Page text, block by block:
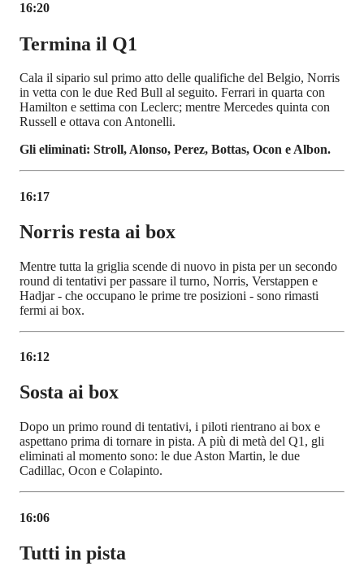
16:20
Termina il Q1
Cala il sipario sul primo atto delle qualifiche del Belgio, Norris
in vetta con le due Red Bull al seguito. Ferrari in quarta con
Hamilton e settima con Leclerc; mentre Mercedes quinta con
Russell e ottava con Antonelli.
Gli eliminati: Stroll, Alonso, Perez, Bottas, Ocon e Albon.
16:17
Norris resta ai box
Mentre tutta la griglia scende di nuovo in pista per un secondo
round di tentativi per passare il turno, Norris, Verstappen e
Hadjar - che occupano le prime tre posizioni - sono rimasti
fermi ai box.
16:12
Sosta ai box
Dopo un primo round di tentativi, i piloti rientrano ai box e
aspettano prima di tornare in pista. A più di metà del Q1, gli
eliminati al momento sono: le due Aston Martin, le due
Cadillac, Ocon e Colapinto.
16:06
Tutti in pista